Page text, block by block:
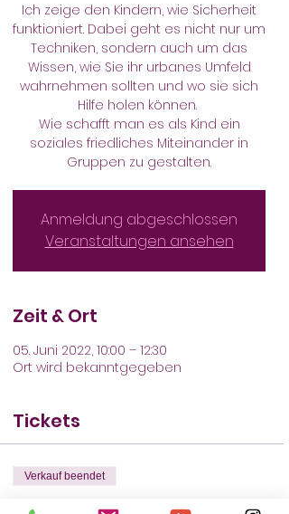
Ich zeige den Kindern, wie Sicherheit
funktioniert. Dabei geht es nicht nur um
Techniken, sondern auch um das
Wissen, wie Sie ihr urbanes Umfeld
wahrnehmen sollten und wo sie sich
Hilfe holen können.
Wie schafft man es als Kind ein
soziales friedliches Miteinander in
Gruppen zu gestalten.
Anmeldung abgeschlossen
Veranstaltungen ansehen
Zeit & Ort
05. Juni 2022, 10:00 – 12:30
Ort wird bekanntgegeben
Tickets
Verkauf beendet
Tickettyp